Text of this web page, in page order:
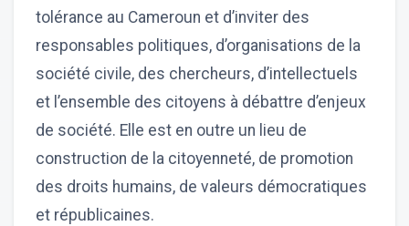
tolérance au Cameroun et d’inviter des
responsables politiques, d’organisations de la
société civile, des chercheurs, d’intellectuels
et l’ensemble des citoyens à débattre d’enjeux
de société. Elle est en outre un lieu de
construction de la citoyenneté, de promotion
des droits humains, de valeurs démocratiques
et républicaines.